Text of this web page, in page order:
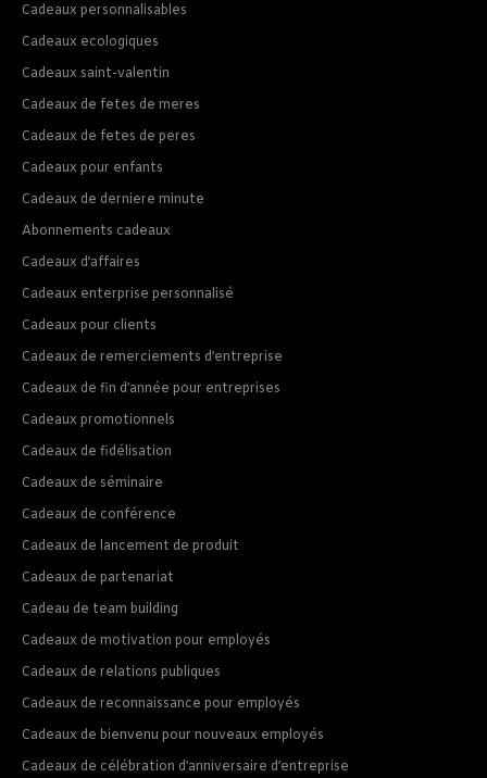
Cadeaux personnalisables
Cadeaux ecologiques
Cadeaux saint-valentin
Cadeaux de fetes de meres
Cadeaux de fetes de peres
Cadeaux pour enfants
Cadeaux de derniere minute
Abonnements cadeaux
Cadeaux d’affaires
Cadeaux enterprise personnalisé
Cadeaux pour clients
Cadeaux de remerciements d’entreprise
Cadeaux de fin d’année pour entreprises
Cadeaux promotionnels
Cadeaux de fidélisation
Cadeaux de séminaire
Cadeaux de conférence
Cadeaux de lancement de produit
Cadeaux de partenariat
Cadeau de team building
Cadeaux de motivation pour employés
Cadeaux de relations publiques
Cadeaux de reconnaissance pour employés
Cadeaux de bienvenu pour nouveaux employés
Cadeaux de célébration d’anniversaire d’entreprise